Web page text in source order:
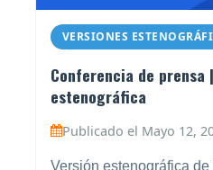
VERSIONES
Conferencia de prensa
estenográfica
Publicado el Mayo 12,
Versión estenográfica